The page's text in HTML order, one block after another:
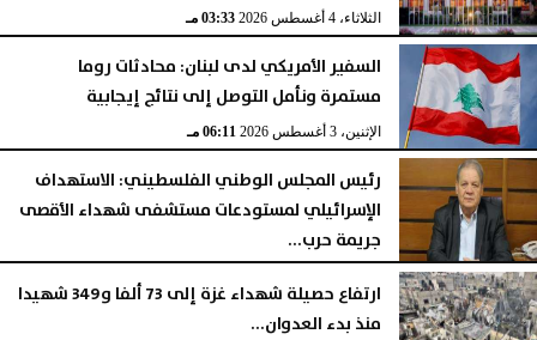
الثلاثاء، 4 أغسطس 2026 03:33 مـ
السفير الأمريكي لدى لبنان: محادثات روما
مستمرة ونأمل التوصل إلى نتائج إيجابية
الإثنين، 3 أغسطس 2026 06:11 مـ
رئيس المجلس الوطني الفلسطيني: الاستهداف
الإسرائيلي لمستودعات مستشفى شهداء الأقصى
جريمة حرب...
السبت، 1 أغسطس 2026
ارتفاع حصيلة شهداء غزة إلى 73 ألفا و349 شهيدا
منذ بدء العدوان...